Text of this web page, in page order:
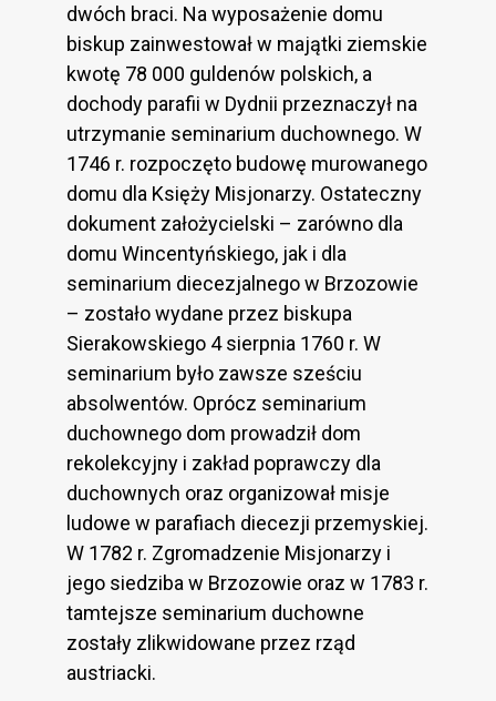
dwóch braci. Na wyposażenie domu
biskup zainwestował w majątki ziemskie
kwotę 78 000 guldenów polskich, a
dochody parafii w Dydnii przeznaczył na
utrzymanie seminarium duchownego. W
1746 r. rozpoczęto budowę murowanego
domu dla Księży Misjonarzy. Ostateczny
dokument założycielski – zarówno dla
domu Wincentyńskiego, jak i dla
seminarium diecezjalnego w Brzozowie
– zostało wydane przez biskupa
Sierakowskiego 4 sierpnia 1760 r. W
seminarium było zawsze sześciu
absolwentów. Oprócz seminarium
duchownego dom prowadził dom
rekolekcyjny i zakład poprawczy dla
duchownych oraz organizował misje
ludowe w parafiach diecezji przemyskiej.
W 1782 r. Zgromadzenie Misjonarzy i
jego siedziba w Brzozowie oraz w 1783 r.
tamtejsze seminarium duchowne
zostały zlikwidowane przez rząd
austriacki.